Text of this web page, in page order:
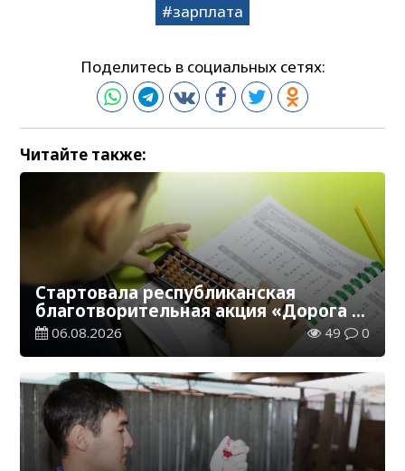
зарплата
Поделитесь в социальных сетях:
Читайте также:
Стартовала республиканская
благотворительная акция «Дорога в
школу»
06.08.2026 49 0